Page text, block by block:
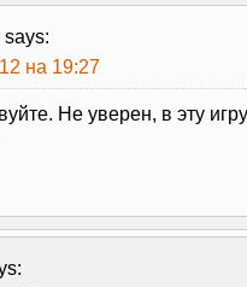
says:
на 19:27
Не уверен, в эту